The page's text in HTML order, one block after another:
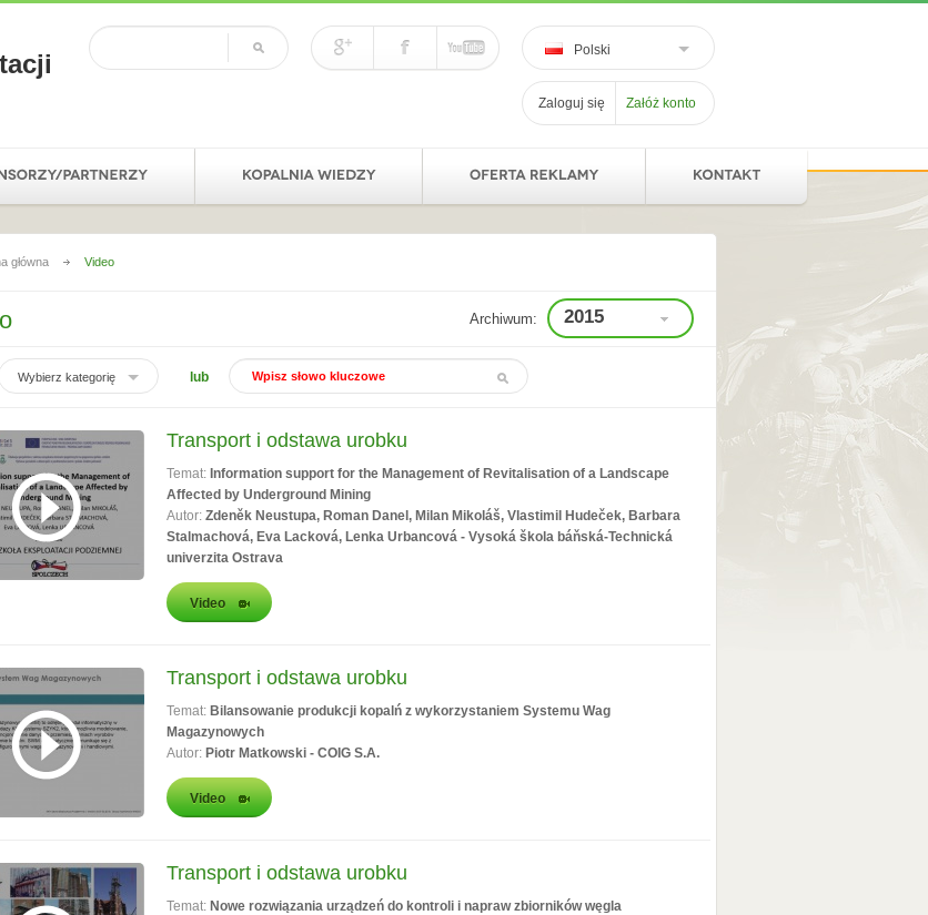
Polski
Zaloguj się Załóż konto
główna Video
Archiwum: 2015
Wybierz kategorię lub
Transport i odstawa urobku
Temat: Information support for the Management of Revitalisation of a Landscape
Affected by Underground Mining
Autor: Zdeněk Neustupa, Roman Danel, Milan Mikoláš, Vlastimil Hudeček, Barbara
Stalmachová, Eva Lacková, Lenka Urbancová - Vysoká škola báňská-Technická
univerzita Ostrava
Video
Transport i odstawa urobku
Temat: Bilansowanie produkcji kopalń z wykorzystaniem Systemu Wag
Magazynowych
Autor: Piotr Matkowski - COIG S.A.
Video
Transport i odstawa urobku
Temat: Nowe rozwiązania urządzeń do kontroli i napraw zbiorników węgla